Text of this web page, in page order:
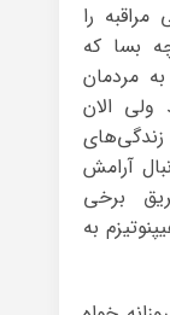
را
بسا که
مردمان
الان
آرامش
برخی
به